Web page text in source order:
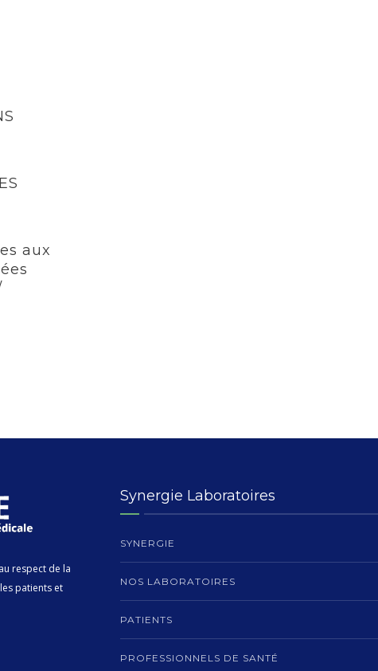
aux
respect de la
patients et
Synergie Laboratoires
SYNERGIE
NOS LABORATOIRES
PATIENTS
PROFESSIONNELS DE SANTÉ